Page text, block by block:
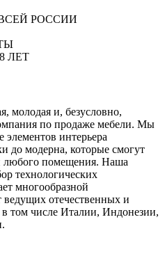
РОССИИ
ЛЕТ
молодая и, безусловно,
по продаже мебели. Мы
элементов интерьера
до модерна, которые смогут
любого помещения. Наша
технологических
многообразной
отечественных и
том числе Италии, Индонезии,